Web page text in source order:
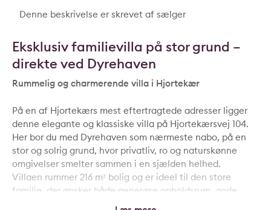
Denne beskrivelse er skrevet af sælger
Eksklusiv familievilla på stor grund –
direkte ved Dyrehaven
Rummelig og charmerende villa i Hjortekær
På en af Hjortekærs mest eftertragtede adresser ligger
denne elegante og klassiske villa på Hjortekærsvej 104.
Her bor du med Dyrehaven som nærmeste nabo, på en
stor og solrig grund, hvor privatliv, ro og naturskønne
omgivelser smelter sammen i en sjælden helhed.
Villaen rummer 216 m² bolig og er ideel til den store
familie, der ønsker både generøse opholdsrum, gode
værelser og en planløsning, der giver plads til både